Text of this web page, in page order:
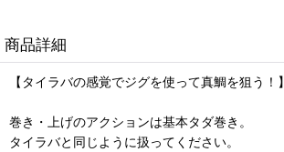
商品詳細
【タイラバの感覚でジグを使って真鯛を狙う！】
巻き・上げのアクションは基本タダ巻き。
タイラバと同じように扱ってください。